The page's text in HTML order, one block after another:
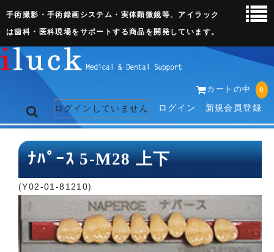
手術撮影・手術録画システム・実体顕微鏡等、アイラック
は歯科・医科現場をサポートする商品を開発しています。
カートの中 0
ログインしていません ログイン 新規会員登録
トップページ
歯科関連機器
術野撮影キット
ﾅﾊﾟｰｽ 5-M28 上下
(Y02-01-81210)